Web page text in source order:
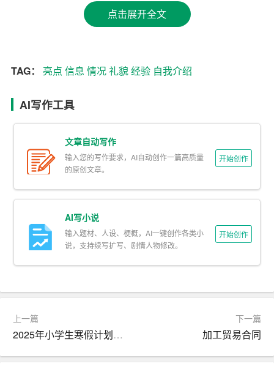
的基石。例如：“大家好，我叫李明，今年
28岁，毕业于北京大学，目前是一名软件工程师。”
在介绍基本信息之后，接下来要突出自己的亮点。这些亮
点可以是你的专业技能、工作
质。例如：“在过去的几年里，我参与了多个大型软件开发
司优秀员工的称号。”
4. 结合实际情况举例说明
为了让对方更好地理解你的亮点，你可以结合实际情况举
例说明。例如：“在某个项目中，我负责优化系统的性能，
通过改进算法和数据结构，成功将系统运行速度提高了3
0%。”
让你显得更有魅力，而礼貌则能让你给人留下良好的第一
印象。例如：“我对自己的技能和经验充满信心，同时也非
常尊重和期待与各位的交流。”
点击展开全文
TAG： 亮点 信息 情况礼貌经验 自我介绍
AI写作工具
文章自动写作
输入您的写作要求，AI自动创作一篇高质量
的原创文章。
开始创作
AI写小说
输入题材、人设、梗概，AI一键创作各类小
说，支持续写扩写、剧情人物修改。
开始创作
上一篇
2025年小学生寒假计划：平衡学习与休闲，全面发展指南
下一篇
加工贸易合同